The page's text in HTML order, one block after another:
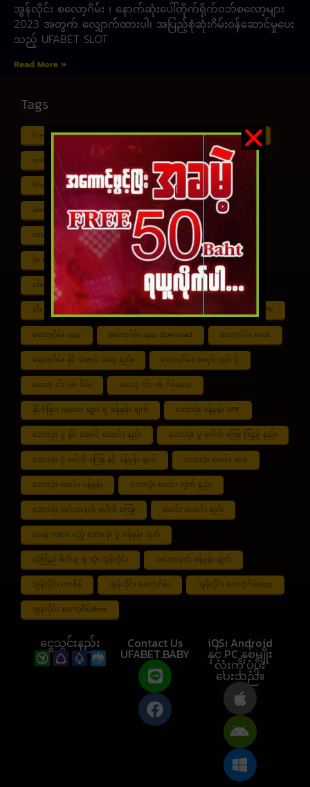
အွန်လိုင်း စလော့ဂိမ်း ၊ နောက်ဆုံးပေါ်တိုက်ရိုက်ဝဘ်စလော့များ
2023 အတွက် လျှောက်ထားပါ၊ အပြည့်စုံဆုံးဂိမ်းဝန်ဆောင်မှုပေး
သည့် UFABET SLOT
Read More »
Tags
Free ငါး ပစ် ဂိမ်း Myanmar ကာစီနို Online ငါး ဂိမ်း apk
online ငါး ပစ် ဂိမ်းapp Shan Koe Mee ငါး ပစ် ဂိမ်း
Shwe ကာစီနို APK UFABET ufabet888
ufabet เข้าสู่ระบบ ကာစီနို app ကာစီနို ဂိမ်း
ကာစီနို ငါး ပစ် ဂိမ်း ကာစီနို စလော့ဂိမ်း ကျွဲ စလော့ဂိမ်း
ဂိုး ပေါင်း လောင်း နည်း ငါး ဂိမ်း ငွေ အကောင် ဆုံး
ငါးပစ်ဂိမ်း App download ငါး ပစ် ဂိမ်း link
ငါး ပစ် ဂိမ်း ဆော့ နည်း ငါး ပစ် ဂိမ်း ပိုက်ဆံ ရ စလော့ဂိမ်း APK
စလော့ဂိမ်း app စလော့ဂိမ်း app download စလော့ဂိမ်း hack
စလော့ဂိမ်း နိုင် အောင် ဆော့ နည်း စလော့ဂိမ်း အလုပ် လုပ် ပုံ
စလော့ ငါး ပစ် ဂိမ်း စလော့ ငါး ပစ် ဂိမ်းapp
နိုင်ငံခြား tipster များ ရဲ့ ခန့်မှန်း ချက် ဘောလုံး ခန့်မှန်း APK
ဘောလုံး ပွဲ နိုင် အောင် လောင်း နည်း ဘောလုံး ပွဲ ပေါက် ကြေး ကြည့် နည်း
ဘောလုံး ပွဲ ပေါက် ကြေး နှင့် ခန့်မှန်း ချက် ဘောလုံး မောင်း app
ဘောလုံး မောင်း ခန့်မှန်း ဘောလုံး မောင်း တွက် နည်း
ဘောလုံး အင်တာနက် ပေါက် ကြေး မောင်း လောင်း နည်း
ယနေ့ ကစား မည့် ဘောလုံး ပွဲ ခန့်မှန်း ချက်
ယုံကြည် စိတ်ချ ရ ဆုံး အွန်လိုင်း အင်တာနက် ခန့်မှန်း ချက်
အွန်လိုင်း ကာစီနို အွန်လိုင်း စလော့ဂိမ်း အွန်လိုင်း စလော့ဂိမ်းapp
အွန်လိုင်း စလော့ဂိမ်းfree
ငွေသွင်းနည်း Contact Us
UFABET.BABY
iOS၊ Android
နှင့် PC နှစ်မျိုး
လုံးကို ပံ့ပိုး
ပေးသည်။